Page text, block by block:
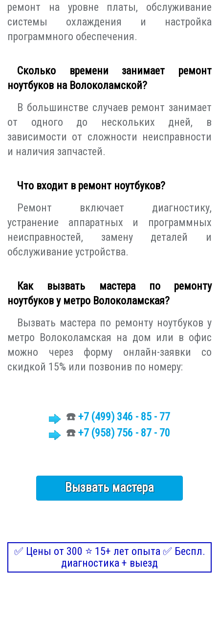
ремонт на уровне платы, обслуживание
системы охлаждения и настройка
программного обеспечения.
Сколько времени занимает ремонт
ноутбуков на Волоколамской?
В большинстве случаев ремонт занимает
от одного до нескольких дней, в
зависимости от сложности неисправности
и наличия запчастей.
Что входит в ремонт ноутбуков?
Ремонт включает диагностику,
устранение аппаратных и программных
неисправностей, замену деталей и
обслуживание устройства.
Как вызвать мастера по ремонту
ноутбуков у метро Волоколамская?
Вызвать мастера по ремонту ноутбуков у
метро Волоколамская на дом или в офис
можно через форму онлайн-заявки со
скидкой 15% или позвонив по номеру:
☎️ +7 (499) 346 - 85 - 77
☎️ +7 (958) 756 - 87 - 70
Вызвать мастера
✅ Цены от 300 ⭐ 15+ лет опыта ✅ Беспл.
диагностика + выезд